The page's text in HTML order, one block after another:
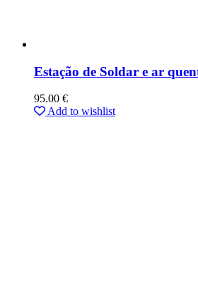
Estação de Soldar e ar
95.00 €
Add to wishlist